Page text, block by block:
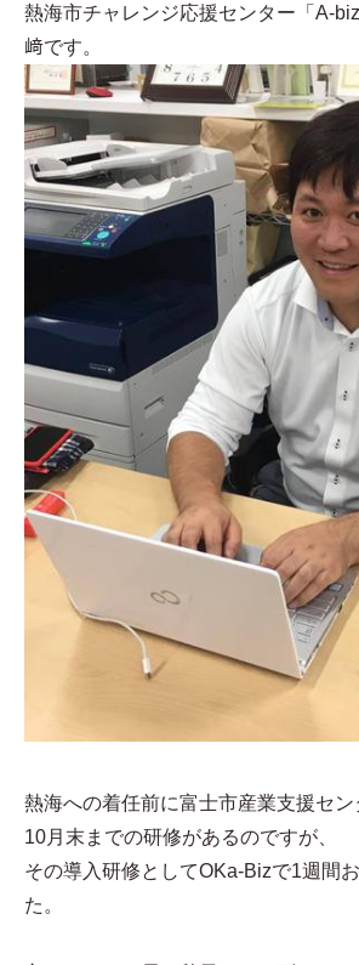
熱海市チャレンジ応援センター「A-
﨑です。
熱海への着任前に富士市産業支援セ
10月末までの研修があるのですが、
その導入研修としてOKa-Bizで1週間
た。